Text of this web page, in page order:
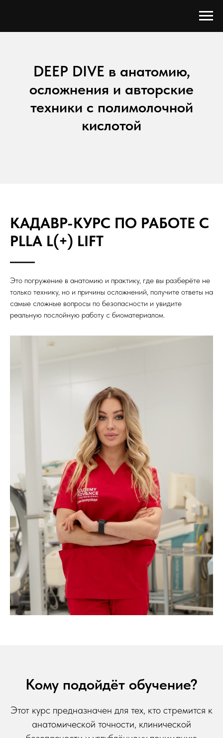
DEEP DIVE в анатомию,
осложнения и авторские
техники с полимолочной
кислотой
КАДАВР-КУРС ПО РАБОТЕ С
PLLA L(+) LIFT
Это погружение в анатомию и практику, где вы разберёте не
только технику, но и причины осложнений, получите ответы на
самые сложные вопросы по безопасности и увидите
реальную послойную работу с биоматериалом.
Кому подойдёт обучение?
Этот курс предназначен для тех, кто стремится к
анатомической точности, клинической